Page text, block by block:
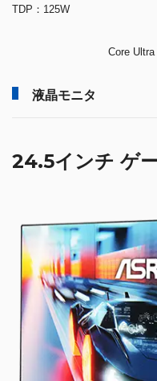
TDP：125W
Core
液晶モニタ
24.5インチ ゲ